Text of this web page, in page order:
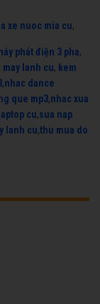
xe nuoc mia cu,
phát điện 3 pha,
may lanh cu, kem
,nhac dance
que mp3,nhac xua
cu,sua nap
lanh cu,thu mua do